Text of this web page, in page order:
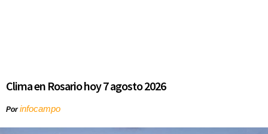
Clima en Rosario hoy 7 agosto 2026
Porinfocampo